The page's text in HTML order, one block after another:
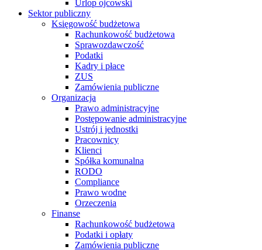
Urlop ojcowski
Sektor publiczny
Księgowość budżetowa
Rachunkowość budżetowa
Sprawozdawczość
Podatki
Kadry i płace
ZUS
Zamówienia publiczne
Organizacja
Prawo administracyjne
Postępowanie administracyjne
Ustrój i jednostki
Pracownicy
Klienci
Spółka komunalna
RODO
Compliance
Prawo wodne
Orzeczenia
Finanse
Rachunkowość budżetowa
Podatki i opłaty
Zamówienia publiczne